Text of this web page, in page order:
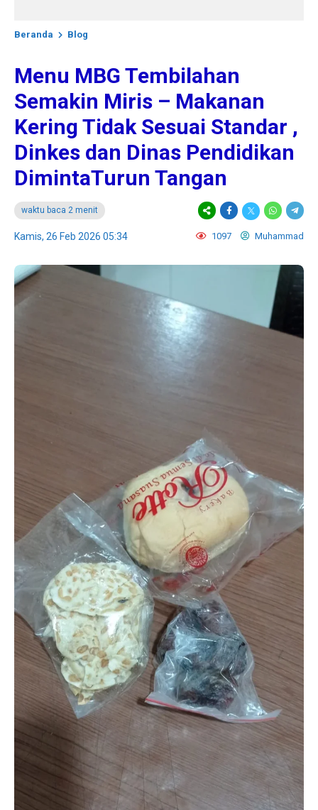
Beranda Blog
Menu MBG Tembilahan
Semakin Miris – Makanan
Kering Tidak Sesuai Standar ,
Dinkes dan Dinas Pendidikan
DimintaTurun Tangan
waktu baca 2 menit
Kamis, 26 Feb 2026 05:34 1097 Muhammad